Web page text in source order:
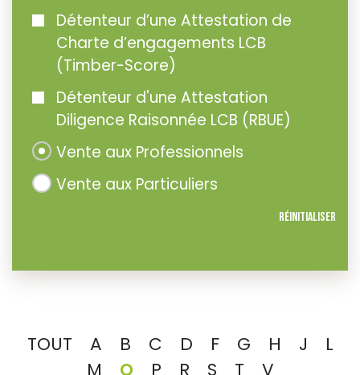
Détenteur d’une Attestation de
Charte d’engagements LCB
(Timber-Score)
Détenteur d'une Attestation
Diligence Raisonnée LCB (RBUE)
Vente aux Professionnels
Vente aux Particuliers
Réinitialiser
TOUT A B C D F G H J
L
M
O P R S T V